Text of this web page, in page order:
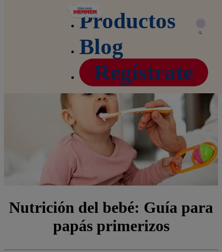
Productos
Blog
Regístrate
Nutrición del bebé: guía para padres primerizos
Nutrición del bebé: Guía para
papás primerizos